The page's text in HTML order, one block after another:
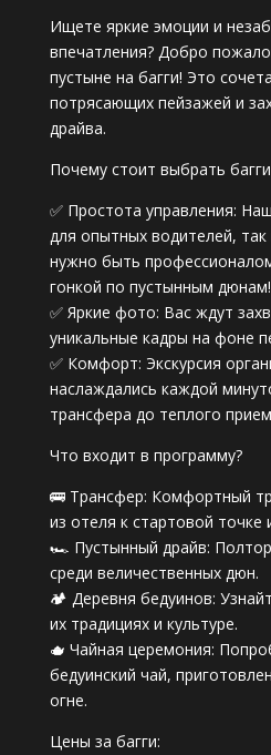
Ищете яркие эмоции и
впечатления? Добро
пустыне на багги! Это
потрясающих пейзажей и
драйва.
Почему стоит выбрать
✅ Простота управления:
для опытных водителей,
нужно быть
гонкой по пустынным дюнам!
✅ Яркие фото: Вас ждут
уникальные кадры на фоне
✅ Комфорт: Экскурсия
наслаждались каждой
трансфера до теплого
Что входит в программу?
🚌 Трансфер: Комфортный
из отеля к стартовой точке
🏎️ Пустынный драйв:
среди величественных дюн.
🏕️ Деревня бедуинов:
их традициях и культуре.
🫖 Чайная церемония:
бедуинский чай,
огне.
Цены за багги: